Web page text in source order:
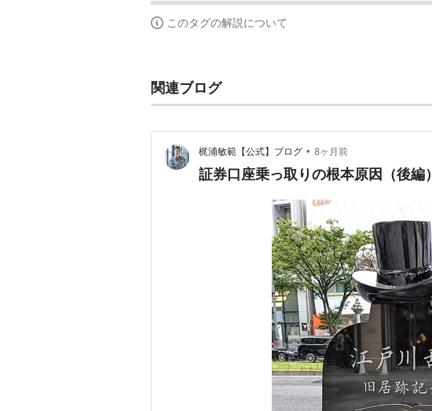
このタグの解説について
関連ブログ
梶浦敏範【公式】ブログ • 8ヶ月前
証券口座乗っ取りの根本原因（後編）